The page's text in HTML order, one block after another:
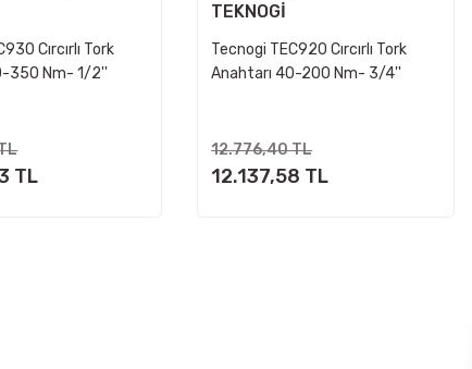
Cırcırlı Tork
350 Nm- 1/2''
TL
TEKNOGİ
Tecnogi TEC920 Cırcırlı Tork
Anahtarı 40-200 Nm- 3/4''
12.776,40 TL
12.137,58 TL